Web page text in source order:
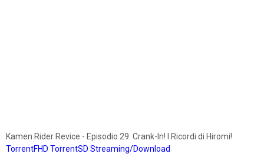
Kamen Rider Revice - Episodio 29: Crank-In! I Ricordi di Hiromi!
TorrentFHD TorrentSD Streaming/Download